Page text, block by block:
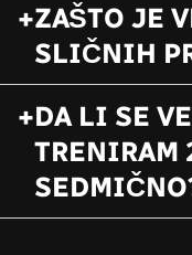
ZAŠTO JE
SLIČNIH
DA LI SE
TRENIRAM